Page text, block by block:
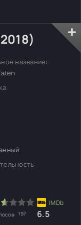
название:
197 6.5